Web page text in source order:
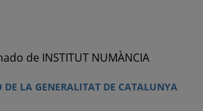
LA GENERALITAT DE CATALUNYA